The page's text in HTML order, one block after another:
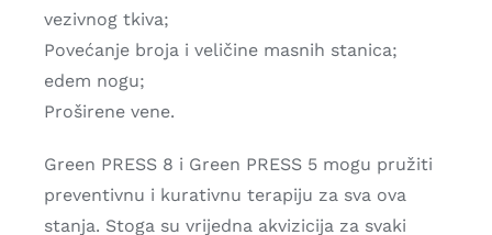
vezivnog tkiva;
Povećanje broja i veličine masnih stanica;
edem nogu;
Proširene vene.
Green PRESS 8 i Green PRESS 5 mogu pružiti
preventivnu i kurativnu terapiju za sva ova
stanja. Stoga su vrijedna akvizicija za svaki